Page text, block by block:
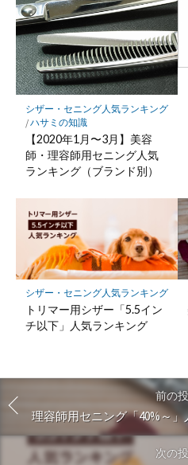
シザー・セニング人気ランキング
/ハサミの知識
【2020年1月〜3月】美容
師・理容師用セニング人気
ランキング（ブランド別）
シザー・セニング人気ランキング
トリマー用シザー「5.5イン
チ以下」人気ランキング
前の
理容師用セニング「40%～
次の